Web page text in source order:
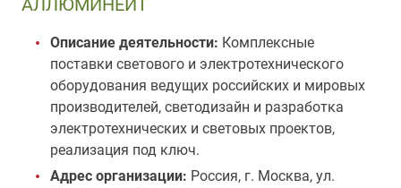
АЛЛЮМИНЕЙТ
Описание деятельности: Комплексные
поставки светового и электротехнического
оборудования ведущих российских и мировых
производителей, светодизайн и разработка
электротехнических и световых проектов,
реализация под ключ.
Адрес организации: Россия, г. Москва, ул.